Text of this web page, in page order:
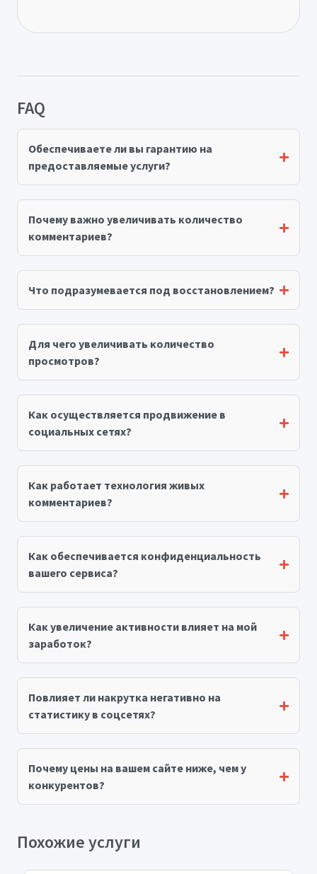
FAQ
Обеспечиваете ли вы гарантию на
предоставляемые услуги?
Почему важно увеличивать количество
комментариев?
Что подразумевается под восстановлением?
Для чего увеличивать количество
просмотров?
Как осуществляется продвижение в
социальных сетях?
Как работает технология живых
комментариев?
Как обеспечивается конфиденциальность
вашего сервиса?
Как увеличение активности влияет на мой
заработок?
Повлияет ли накрутка негативно на
статистику в соцсетях?
Почему цены на вашем сайте ниже, чем у
конкурентов?
Похожие услуги